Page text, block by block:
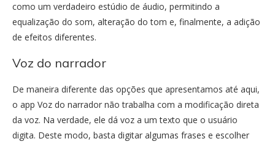
como um verdadeiro estúdio de áudio, permitindo a
equalização do som, alteração do tom e, finalmente, a adição
de efeitos diferentes.
Voz do narrador
De maneira diferente das opções que apresentamos até aqui,
o app Voz do narrador não trabalha com a modificação direta
da voz. Na verdade, ele dá voz a um texto que o usuário
digita. Deste modo, basta digitar algumas frases e escolher